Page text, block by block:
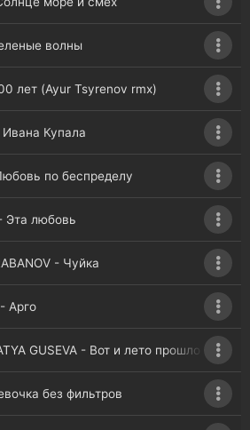
волны
лет (Ayur Tsyrenov rmx)
Купала
по беспределу
Эта любовь
- Чуйка
Арго
GUSEVA - Вот и лето прошло
без фильтров